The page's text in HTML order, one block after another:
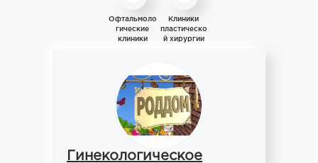
Офтальмоло
гические
клиники
Клиники
пластическо
й хирургии
Гинекологическое